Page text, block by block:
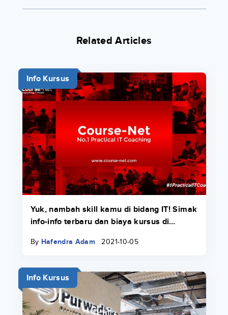
Related Articles
Info Kursus
Yuk, nambah skill kamu di bidang IT! Simak
info-info terbaru dan biaya kursus di
By Hafendra Adam 2021-10-05
Info Kursus